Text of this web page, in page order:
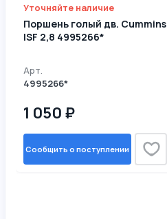
Уточняйте наличие
Поршень голый дв. Cummins
ISF 2,8 4995266*
Арт.
4995266*
1 050 ₽
Сообщить о поступлении